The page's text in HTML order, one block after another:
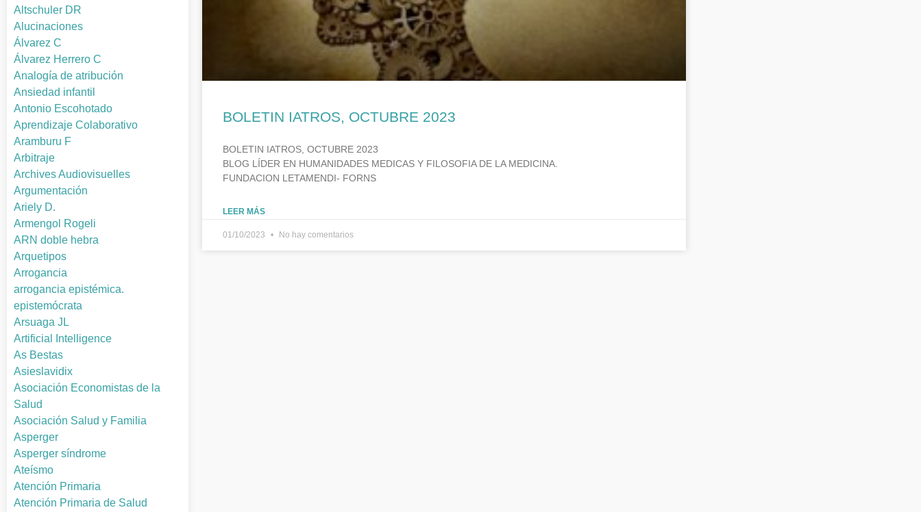
Altschuler DR
Alucinaciones
Álvarez C
Álvarez Herrero C
Analogía de atribución
Ansiedad infantil
Antonio Escohotado
Aprendizaje Colaborativo
Aramburu F
Arbitraje
Archives Audiovisuelles
Argumentación
Ariely D.
Armengol Rogeli
ARN doble hebra
Arquetipos
Arrogancia
arrogancia epistémica.
epistemócrata
Arsuaga JL
Artificial Intelligence
As Bestas
Asieslavidix
Asociación Economistas de la
Salud
Asociación Salud y Familia
Asperger
Asperger síndrome
Ateísmo
Atención Primaria
Atención Primaria de Salud
BOLETIN IATROS, OCTUBRE 2023
BOLETIN IATROS, OCTUBRE 2023
BLOG LÍDER EN HUMANIDADES MEDICAS Y FILOSOFIA DE LA MEDICINA.
FUNDACION LETAMENDI- FORNS
LEER MÁS
01/10/2023 No hay comentarios